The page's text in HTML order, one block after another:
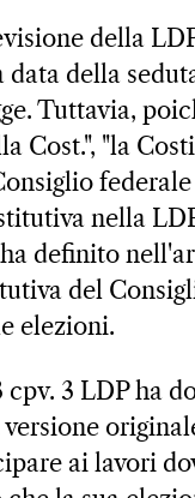
della
data della
Tuttavia,
Cost.", "la
nella
definito
del
elezioni.
cpv. 3 LDP ha
ai lavori